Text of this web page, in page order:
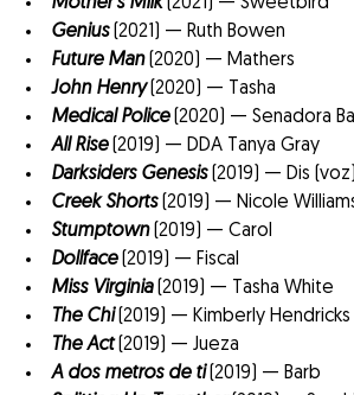
Mother’s Milk(2021) — Sweetbird
Genius(2021) — Ruth Bowen
Future Man(2020) — Mathers
John Henry(2020) — Tasha
Medical Police(2020) — Senadora
All Rise(2019) — DDA Tanya Gray
Darksiders Genesis(2019) — Dis (voz)
Creek Shorts(2019) — Nicole
Stumptown(2019) — Carol
Dollface(2019) — Fiscal
Miss Virginia(2019) — Tasha White
The Chi(2019) — Kimberly Hendricks
The Act(2019) — Jueza
A dos metros de ti(2019) — Barb